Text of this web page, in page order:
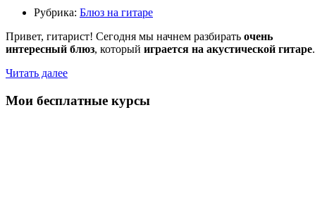
Рубрика: Блюз на гитаре
Привет, гитарист! Сегодня мы начнем разбирать очень
интересный блюз, который играется на акустической гитаре.
Читать далее
Мои бесплатные курсы